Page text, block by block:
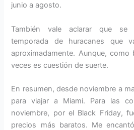
junio a agosto.
También vale aclarar que se
temporada de huracanes que
aproximadamente. Aunque, como
veces es cuestión de suerte.
En resumen, desde noviembre a
para viajar a Miami. Para las
noviembre, por el Black Friday,
precios más baratos. Me